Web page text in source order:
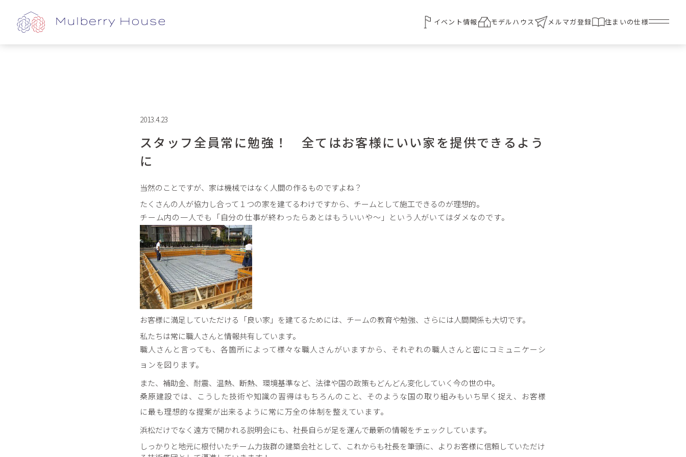
イベント情報 モデルハウス メルマガ登録 住まいの仕様
2013.4.23
スタッフ全員常に勉強！ 全てはお客様にいい家を提供できるよう
に
当然のことですが、家は機械ではなく人間の作るものですよね？
たくさんの人が協力し合って１つの家を建てるわけですから、チームとして施工できるのが理想的。
チーム内の一人でも「自分の仕事が終わったらあとはもういいや～」という人がいてはダメなのです。
お客様に満足していただける「良い家」を建てるためには、チームの教育や勉強、さらには人間関係も大切です。
私たちは常に職人さんと情報共有しています。
職人さんと言っても、各箇所によって様々な職人さんがいますから、それぞれの職人さんと密にコミュニケーシ
ョンを図ります。
また、補助金、耐震、温熱、断熱、環境基準など、法律や国の政策もどんどん変化していく今の世の中。
桑原建設では、こうした技術や知識の習得はもちろんのこと、そのような国の取り組みもいち早く捉え、お客様
に最も理想的な提案が出来るように常に万全の体制を整えています。
浜松だけでなく遠方で開かれる説明会にも、社長自らが足を運んで最新の情報をチェックしています。
しっかりと地元に根付いたチーム力抜群の建築会社として、これからも社長を筆頭に、よりお客様に信頼していただけ